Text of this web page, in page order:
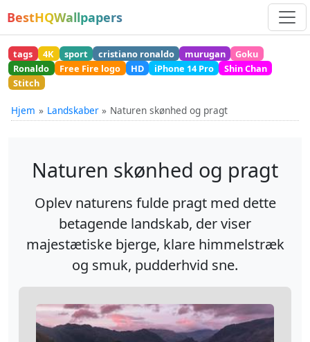
BestHQWallpapers
tags 4K sport cristiano ronaldo murugan
Goku
Ronaldo
Free Fire logo HD iPhone 14 Pro
Shin Chan
Stitch
Hjem Landskaber Naturen skønhed og pragt
Naturen skønhed og pragt
Oplev naturens fulde pragt med dette
betagende landskab, der viser
majestætiske bjerge, klare himmelstræk
og smuk, pudderhvid sne.